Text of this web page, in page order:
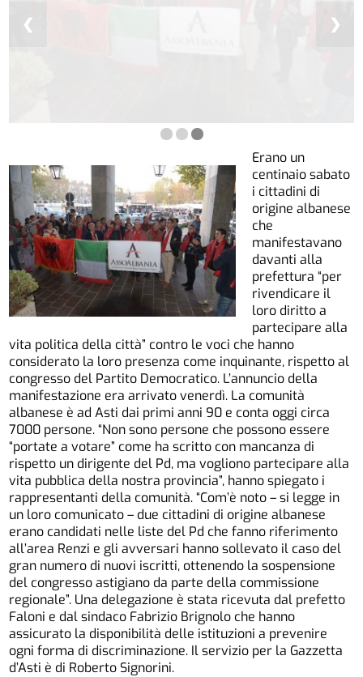
❮ ❯
Erano un
centinaio sabato
i cittadini di
origine albanese
che
manifestavano
davanti alla
prefettura “per
rivendicare il
loro diritto a
partecipare alla
vita politica della città” contro le voci che hanno
considerato la loro presenza come inquinante, rispetto al
congresso del Partito Democratico. L’annuncio della
manifestazione era arrivato venerdì. La comunità
albanese è ad Asti dai primi anni 90 e conta oggi circa
7000 persone. “Non sono persone che possono essere
“portate a votare” come ha scritto con mancanza di
rispetto un dirigente del Pd, ma vogliono partecipare alla
vita pubblica della nostra provincia”, hanno spiegato i
rappresentanti della comunità. “Com’è noto – si legge in
un loro comunicato – due cittadini di origine albanese
erano candidati nelle liste del Pd che fanno riferimento
all’area Renzi e gli avversari hanno sollevato il caso del
gran numero di nuovi iscritti, ottenendo la sospensione
del congresso astigiano da parte della commissione
regionale”. Una delegazione è stata ricevuta dal prefetto
Faloni e dal sindaco Fabrizio Brignolo che hanno
assicurato la disponibilità delle istituzioni a prevenire
ogni forma di discriminazione. Il servizio per la Gazzetta
d’Asti è di Roberto Signorini.